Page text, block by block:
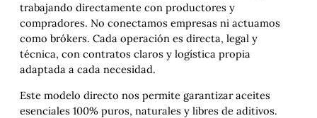
trabajando directamente con productores y
compradores. No conectamos empresas ni actuamos
como brókers. Cada operación es directa, legal y
técnica, con contratos claros y logística propia
adaptada a cada necesidad.
Este modelo directo nos permite garantizar aceites
esenciales 100% puros, naturales y libres de aditivos.